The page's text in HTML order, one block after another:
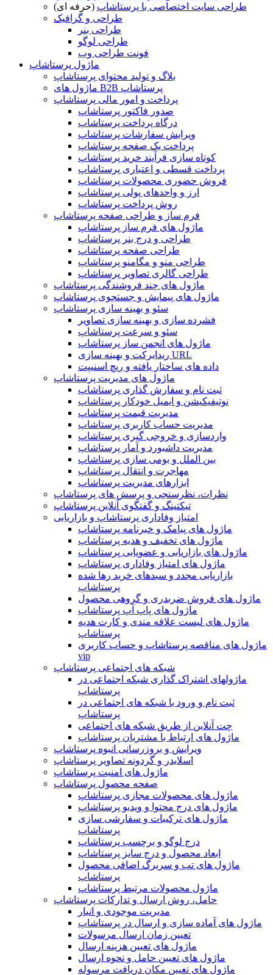
طراحی سایت اختصاصی با پرستاشاپ (حرفه ای)
طراحی و گرافیک
طراحی بنر
طراحی لوگو
فونت طراحی وب
ماژول پرستاشاپ
بلاگ و تولید محتوای پرستاشاپ
ماژول های B2B پرستاشاپ
پرداخت و امور مالی پرستاشاپ
صدور فاکتور پرستاشاپ
درگاه پرداخت پرستاشاپ
ویرایش سفارشات پرستاشاپ
پرداخت یک صفحه پرستاشاپ
کوتاه سازی فرآیند خرید پرستاشاپ
پرداخت قسطی و اعتباری پرستاشاپ
فروش حضوری محصولات پرستاشاپ
ارز و واحدهای پولی پرستاشاپ
روش پرداخت پرستاشاپ
فرم ساز و طراحی صفحه پرستاشاپ
ماژول های فرم ساز پرستاشاپ
طراحی و درج بنر پرستاشاپ
طراحی صفحه پرستاشاپ
طراحی منو و مگامنو پرستاشاپ
طراحی گالری تصاویر پرستاشاپ
ماژول های چند فروشندگی پرستاشاپ
ماژول های پیمایش و جستجوی پرستاشاپ
سئو و بهینه سازی پرستاشاپ
فشرده سازی و بهینه سازی تصاویر
سئو و سرعت پرستاشاپ
ماژول های انجمن ساز پرستاشاپ
ریدایرکت و بهینه سازی URL
داده های ساختار یافته و ریچ اسنیپت
ماژول های مدیریت پرستاشاپ
ثبت نام و سفارش گذاری پرستاشاپ
نوتیفیکیشن و ایمیل خودکار پرستاشاپ
مدیریت قیمت پرستاشاپ
مدیریت حساب کاربری پرستاشاپ
واردسازی و خروجی گیری پرستاشاپ
مدیریت داشبورد و آمار پرستاشاپ
بین الملل و بومی سازی پرستاشاپ
مهاجرت و انتقال پرستاشاپ
ابزارهای مدیریت پرستاشاپ
نظرات، نظرسنجی و پرسش های پرستاشاپ
تیکتینگ و گفتگوی آنلاین پرستاشاپ
امتیاز وفاداری پرستاشاپ و بازاریابی
ماژول های پیامک و خبرنامه پرستاشاپ
ماژول های تخفیف و هدیه پرستاشاپ
ماژول های بازاریابی و عضویابی پرستاشاپ
ماژول های امتیاز وفاداری پرستاشاپ
بازاریابی مجدد و سبدهای خرید رها شده
پرستاشاپ
ماژول های فروش ضربدری و گروهی محصول
ماژول های پاپ آپ پرستاشاپ
ماژول های لیست علاقه مندی و کارت هدیه
پرستاشاپ
ماژول های مناقصه پرستاشاپ و حساب کاربری
vip
شبکه های اجتماعی پرستاشاپ
ماژولهای اشتراک‌ گذاری شبکه اجتماعی در
پرستاشاپ
ثبت نام و ورود با شبکه های اجتماعی در
پرستاشاپ
چت آنلاین از طریق شبکه های اجتماعی
ماژول های ارتباط با مشتریان پرستاشاپ
ویرایش و بروزرسانی انبوه پرستاشاپ
اسلایدر و گردونه تصاویر پرستاشاپ
ماژول های امنیت پرستاشاپ
صفحه محصول پرستاشاپ
ماژول های محصولات مجازی پرستاشاپ
ماژول های درج محتوا و ویدیو پرستاشاپ
ماژول های ترکیبات و سفارشی سازی
پرستاشاپ
درج لوگو و برچسب پرستاشاپ
ابعاد محصول و درج سایز پرستاشاپ
ماژول های تب و سربرگ اضافی محصول
پرستاشاپ
ماژول محصولات مرتبط پرستاشاپ
حامل، روش ارسال و تدارکات پرستاشاپ
مدیریت موجودی و انبار
ماژول های آماده سازی و ارسال در پرستاشاپ
تعیین زمان ارسال مرسولات
ماژول های تعیین هزینه ارسال
ماژول های تعیین حامل و نحوه ارسال
ماژول های تعیین مکان دریافت مرسوله